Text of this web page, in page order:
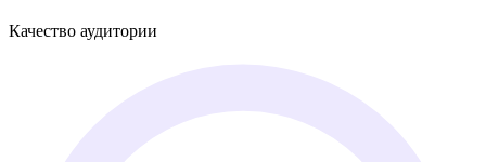
Качество аудитории